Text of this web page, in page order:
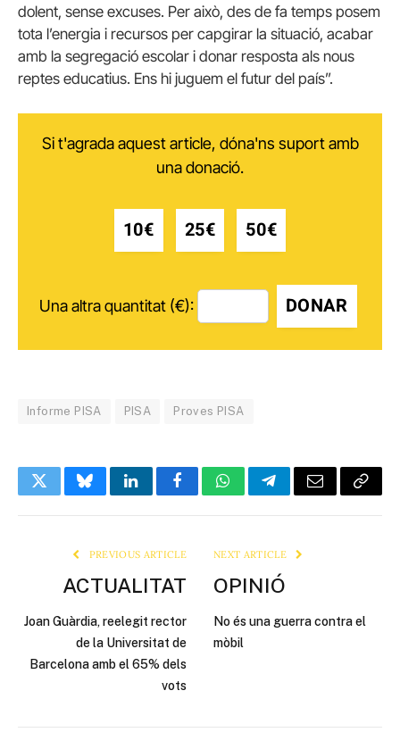
dolent, sense excuses. Per això, des de fa temps posem
tota l’energia i recursos per capgirar la situació, acabar
amb la segregació escolar i donar resposta als nous
reptes educatius. Ens hi juguem el futur del país”.
Si t'agrada aquest article, dóna'ns suport amb
una donació.
10€ 25€ 50€
Una altra quantitat (€): DONAR
Informe PISA PISA Proves PISA
TwitterBlueskyLinkedInFacebookWhatsAppTelegramEmail Copy
PREVIOUS ARTICLE
ACTUALITAT
Joan Guàrdia, reelegit rector
de la Universitat de
Barcelona amb el 65% dels
vots
NEXT ARTICLE
OPINIÓ
No és una guerra contra el
mòbil